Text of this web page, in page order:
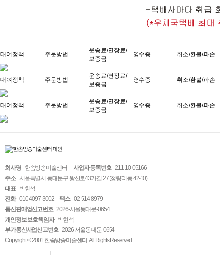
대여정책 주문방법
운송료/연장료/
보증금
영수증 취소/환불/파손
대여정책 주문방법
운송료/연장료/
보증금
영수증 취소/환불/파손
대여정책 주문방법
운송료/연장료/
보증금
영수증 취소/환불/파손
회사명 한솜방송미술센터 사업자 등록번호 211-10-05166
주소 서울특별시 동대문구 왕산로43가길 27 (청량리동 42-10)
대표 박현석
전화 010-4097-3002 팩스 02-514-8979
통신판매업신고번호 2026-서울동대문-0654
개인정보 보호책임자 박현석
부가통신사업신고번호 2026-서울동대문-0654
Copyright © 2001 한솜방송미술센터. All Rights Reserved.